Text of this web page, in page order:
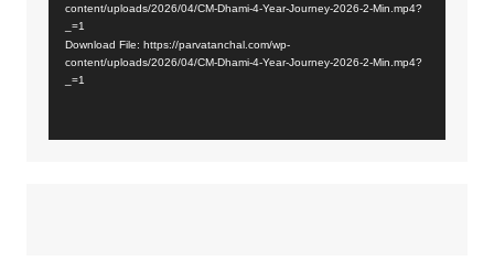
content/uploads/2026/04/CM-Dhami-4-Year-Journey-2026-2-Min.mp4?
_=1
Download File: https://parvatanchal.com/wp-
content/uploads/2026/04/CM-Dhami-4-Year-Journey-2026-2-Min.mp4?
_=1